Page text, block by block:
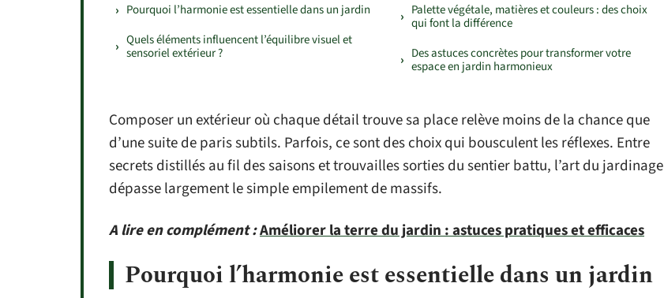
Pourquoi l’harmonie est essentielle dans un jardin
Quels éléments influencent l’équilibre visuel et
sensoriel extérieur ?
Palette végétale, matières et couleurs : des choix
qui font la différence
Des astuces concrètes pour transformer votre
espace en jardin harmonieux
Composer un extérieur où chaque détail trouve sa place relève moins de la chance que
d’une suite de paris subtils. Parfois, ce sont des choix qui bousculent les réflexes. Entre
secrets distillés au fil des saisons et trouvailles sorties du sentier battu, l’art du jardinage
dépasse largement le simple empilement de massifs.
A lire en complément :Améliorer la terre du jardin : astuces pratiques et efficaces
Pourquoi l’harmonie est essentielle dans un jardin